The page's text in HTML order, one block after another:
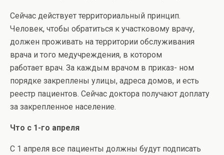
Сейчас действует территориальный принцип.
Человек, чтобы обратиться к участковому врачу,
должен проживать на территории обслуживания
врача и того медучреждения, в котором
работает врач. За каждым врачом в приказ- ном
порядке закреплены улицы, адреса домов, и есть
реестр пациентов. Сейчас доктора получают доплату
за закрепленное население.
Что с 1-го апреля
С 1 апреля все пациенты должны будут подписать